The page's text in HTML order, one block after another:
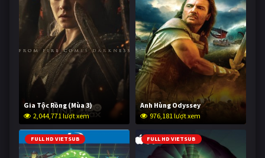
Gia Tộc Rồng (Mùa 3)
2,044,771 lượt xem
Anh Hùng Odyssey
976,181 lượt xem
FULL HD VIETSUB FULL HD VIETSUB